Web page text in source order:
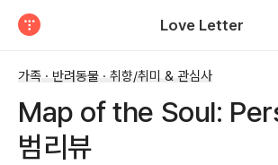
Love Letter
가족 · 반려동물 · 취향/취미 & 관심사
Map of the Soul:
범리뷰